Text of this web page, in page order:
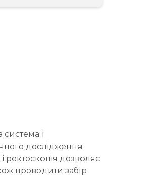
система і
дослідження
ректоскопія дозволяє
проводити забір